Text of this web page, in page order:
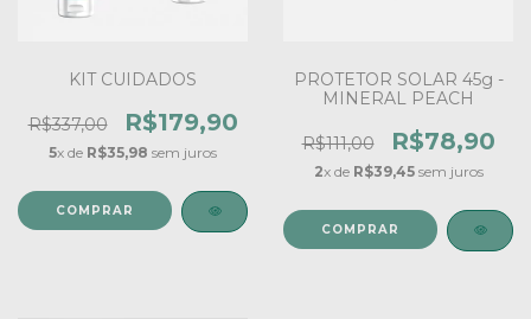
KIT CUIDADOS
R$337,00 R$179,90
5x de R$35,98 sem juros
PROTETOR SOLAR 45g -
MINERAL PEACH
R$111,00 R$78,90
2x de R$39,45sem juros